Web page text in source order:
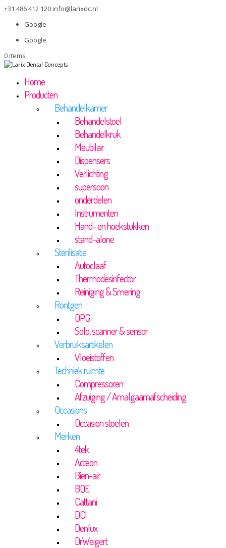
+31 486 412 120info@larixdc.nl
Google
Google
0 items
Home
Producten
Behandelkamer
Behandelstoel
Behandelkruk
Meubilair
Dispensers
Verlichting
supersoon
onderdelen
Instrumenten
Hand- en hoekstukken
stand-alone
Sterilisatie
Autoclaaf
Thermodesinfector
Reiniging & Smering
Röntgen
OPG
Solo, scanner & sensor
Verbruiksartikelen
Vloeistoffen
Techniek ruimte
Compressoren
Afzuiging / Amalgaamafscheiding
Occasions
Occasion stoelen
Merken
4tek
Acteon
Bien-air
BQE
Cattani
DCI
Denlux
DrWeigert